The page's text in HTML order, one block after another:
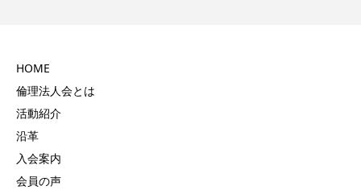
HOME
倫理法人会とは
活動紹介
沿革
入会案内
会員の声